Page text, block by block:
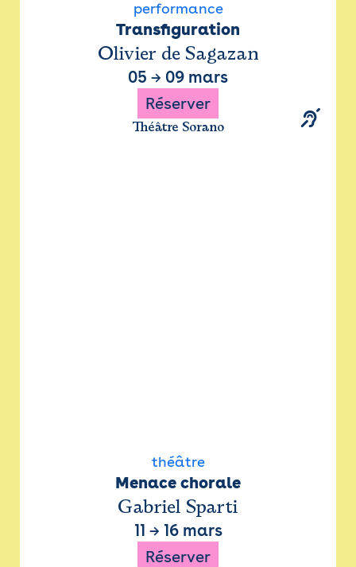
performance
Transfiguration
Olivier de Sagazan
05 → 09 mars
Réserver
Théâtre Sorano
théâtre
Menace chorale
Gabriel Sparti
11 → 16 mars
Réserver